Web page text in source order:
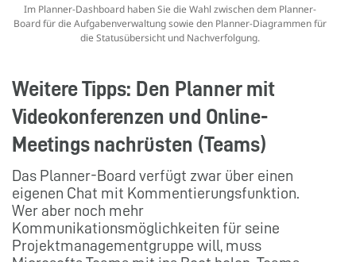
Im Planner-Dashboard haben Sie die Wahl zwischen dem Planner-
Board für die Aufgabenverwaltung sowie den Planner-Diagrammen für
die Statusübersicht und Nachverfolgung.
Weitere Tipps: Den Planner mit
Videokonferenzen und Online-
Meetings nachrüsten (Teams)
Das Planner-Board verfügt zwar über einen
eigenen Chat mit Kommentierungsfunktion.
Wer aber noch mehr
Kommunikationsmöglichkeiten für seine
Projektmanagementgruppe will, muss